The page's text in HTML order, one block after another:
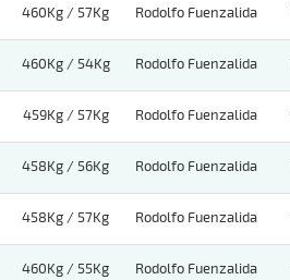
460Kg / 57Kg Rodolfo Fuenzalida
460Kg / 54Kg Rodolfo Fuenzalida
459Kg / 57Kg Rodolfo Fuenzalida
458Kg / 56Kg Rodolfo Fuenzalida
458Kg / 57Kg Rodolfo Fuenzalida
460Kg / 55Kg Rodolfo Fuenzalida